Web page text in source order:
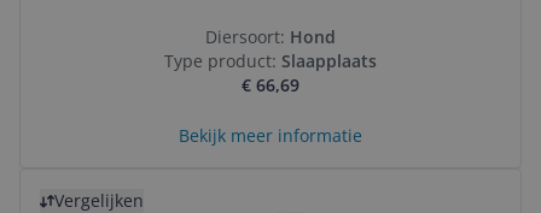
Diersoort: Hond
Type product: Slaapplaats
€ 66,69
Bekijk meer informatie
Vergelijken